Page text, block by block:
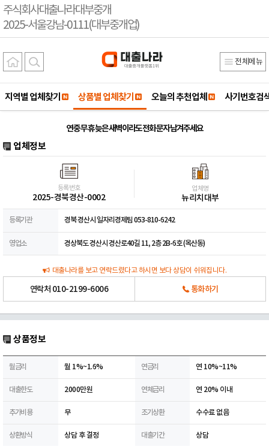
주식회사대출나라대부중개
2025-서울강남-0111(대부중개업)
전체메뉴
지역별 업체찾기 상품별 업체찾기 오늘의 추천업체 사기번호검
연 중 무 휴 늦은 새벽이라도 전화 문자 남겨주세요
업체정보
등록번호
2025-경북경산-0002
업체명
뉴리치대부
등록기관 경북 경산시 일자리경제팀 053-810-6242
영업소 경상북도 경산시 경산로40길 11, 2층 2B-6호 (옥산동)
대출나라를 보고 연락드렸다고 하시면 보다 상담이 쉬워집니다.
연락처 010-2199-6006 통화하기
상품정보
월금리 월 1%~1.6% 연금리 연 10%~11%
대출한도 2000만원 연체금리 연 20% 이내
추가비용 무 조기상환 수수료 없음
상환방식 상담 후 결정 대출기간 상담